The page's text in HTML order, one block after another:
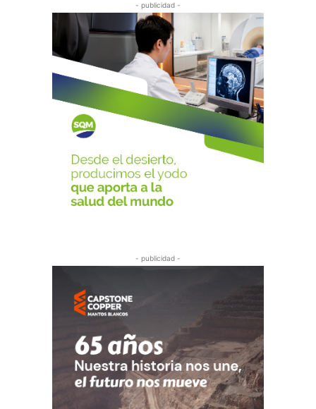
- publicidad -
- publicidad -